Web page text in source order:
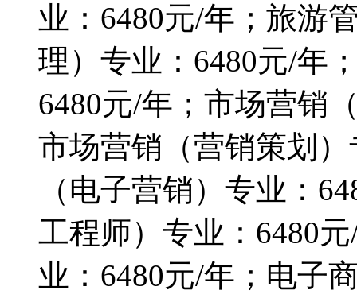
业：6480元/年；旅游
理）专业：6480元/年
6480元/年；市场营销
市场营销（营销策划
（电子营销）专业：
工程师）专业：6480
业：6480元/年；电子